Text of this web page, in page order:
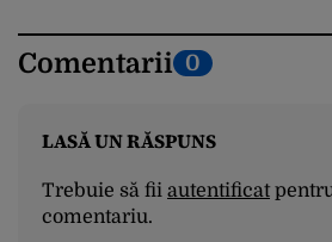
Comentarii 0
LASĂ UN RĂSPUNS
Trebuie să fii autentificat
comentariu.